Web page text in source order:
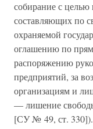
собирание с целью
составляющих по
охраняемой
оглашению по
распоряжению
предприятий, за
организациям и
— лишение
[СУ № 49, ст. 330]).